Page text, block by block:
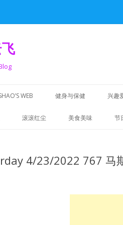
WEB 健身与保健 兴趣
滚滚红尘
码工世界
美食美味 节
4/23/2022 767 马